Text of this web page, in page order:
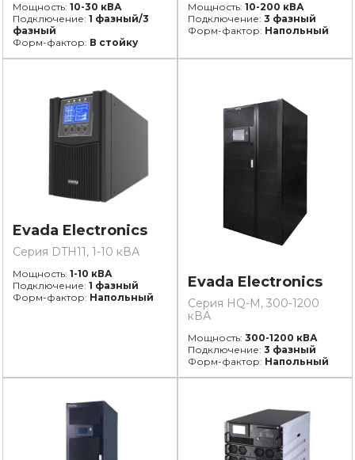
Мощность: 10-30 кВА
Подключение: 1 фазный/3
фазный
Форм-фактор: В стойку
Мощность: 10-200 кВА
Подключение: 3 фазный
Форм-фактор: Напольный
Evada Electronics
Серия DTH11, 1-10 кВА
Мощность: 1-10 кВА
Подключение: 1 фазный
Форм-фактор: Напольный
Evada Electronics
Серия HQ-M, 300-1200
кВА
Мощность: 300-1200 кВА
Подключение: 3 фазный
Форм-фактор: Напольный